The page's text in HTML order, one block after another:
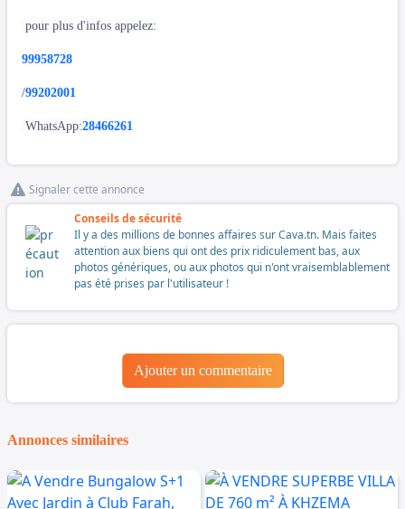
pour plus d'infos appelez:
99958728
/99202001
WhatsApp:28466261
Signaler cette annonce
Conseils de sécurité
Il y a des millions de bonnes affaires sur Cava.tn. Mais faites
attention aux biens qui ont des prix ridiculement bas, aux
photos génériques, ou aux photos qui n'ont vraisemblablement
pas été prises par l'utilisateur !
Ajouter un commentaire
Annonces similaires